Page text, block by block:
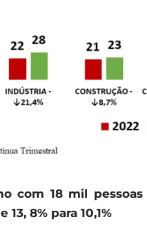
com 18 mil
8% para 10,1%